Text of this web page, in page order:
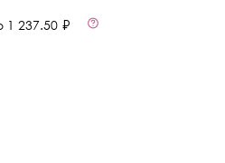
1 237.50 ₽